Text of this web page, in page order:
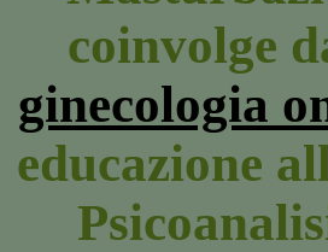
coinvolge
ginecologia
educazione